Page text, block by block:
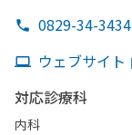
0829-34-3434
ウェブサイト
対応診療科
内科